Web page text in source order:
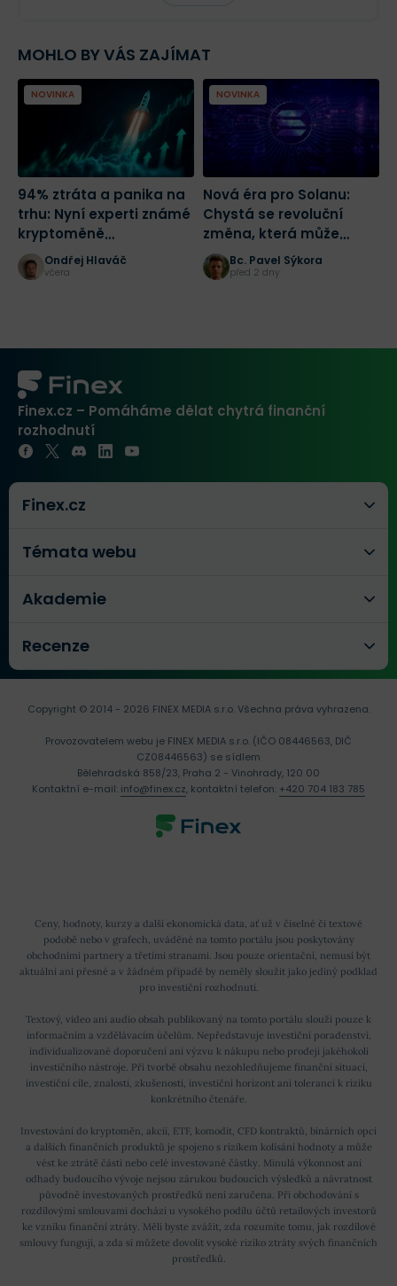
MOHLO BY VÁS ZAJÍMAT
NOVINKA
94% ztráta a panika na
trhu: Nyní experti známé
kryptoměně
předpovídají růst o 1 700
%
Ondřej Hlaváč
včera
NOVINKA
Nová éra pro Solanu:
Chystá se revoluční
změna, která může
spustit masivní růst
Bc. Pavel Sýkora
před 2 dny
Finex.cz – Pomáháme dělat chytrá finanční
rozhodnutí
Finex.cz
Témata webu
Akademie
Recenze
Ceny, hodnoty, kurzy a další ekonomická data, ať už v číselné či textové
podobě nebo v grafech, uváděné na tomto portálu jsou poskytovány
obchodními partnery a třetími stranami. Jsou pouze orientační, nemusí být
aktuální ani přesné a v žádném případě by neměly sloužit jako jediný podklad
pro investiční rozhodnutí.
Textový, video ani audio obsah publikovaný na tomto portálu slouží pouze k
informačním a vzdělávacím účelům. Nepředstavuje investiční poradenství,
individualizované doporučení ani výzvu k nákupu nebo prodeji jakéhokoli
investičního nástroje. Při tvorbě obsahu nezohledňujeme finanční situaci,
investiční cíle, znalosti, zkušenosti, investiční horizont ani toleranci k riziku
konkrétního čtenáře.
Investování do kryptoměn, akcií, ETF, komodit, CFD kontraktů, binárních opcí
a dalších finančních produktů je spojeno s rizikem kolísání hodnoty a může
vést ke ztrátě části nebo celé investované částky. Minulá výkonnost ani
odhady budoucího vývoje nejsou zárukou budoucích výsledků a návratnost
původně investovaných prostředků není zaručena. Při obchodování s
rozdílovými smlouvami dochází u vysokého podílu účtů retailových investorů
ke vzniku finanční ztráty. Měli byste zvážit, zda rozumíte tomu, jak rozdílové
smlouvy fungují, a zda si můžete dovolit vysoké riziko ztráty svých finančních
prostředků.
Copyright © 2014 - 2026 FINEX MEDIA s.r.o.Všechna práva vyhrazena.
Provozovatelem webu je FINEX MEDIA s.r.o. (IČO 08446563, DIČ
CZ08446563) se sídlem
Bělehradská 858/23, Praha 2 - Vinohrady, 120 00
Kontaktní e-mail: info@finex.cz, kontaktní telefon: +420 704 183 785